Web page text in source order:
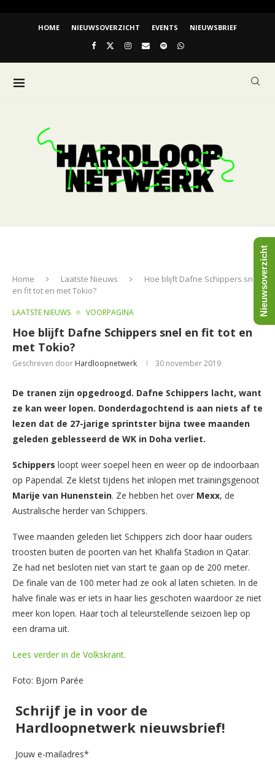
HOME NIEUWSOVERZICHT EVENTS NIEUWSBRIEF
Home Laatste Nieuws
Hoe blijft Dafne Schippers snel
en fit tot en met Tokio?
LAATSTE NIEUWS VOORPAGINA
Hoe blijft Dafne Schippers snel en fit tot en
met Tokio?
Geschreven door Hardloopnetwerk 30 november 2019
De tranen zijn opgedroogd. Dafne Schippers lacht, want
ze kan weer lopen. Donderdagochtend is aan niets af te
lezen dat de 27-jarige sprintster bijna twee maanden
geleden geblesseerd de WK in Doha verliet.
Schippers loopt weer soepel heen en weer op de indoorbaan
op Papendal. Ze kletst tijdens het inlopen met trainingsgenoot
Marije van Hunenstein. Ze hebben het over Mexx, de
Australische herder van Schippers.
Twee maanden geleden liet Schippers zich door haar ouders
troosten buiten de poorten van het Khalifa Stadion in Qatar.
Ze had net besloten niet van start te gaan op de 200 meter.
De finale van de 100 meter had ze ook al laten schieten. In de
halve finale was er iets in haar lies geschoten waardoor ze niet
meer kon lopen. Haar toch al teleurstellende seizoen liep op
een drama uit.
Lees verder in de Volkskrant.
Foto: Bjorn Parée
Schrijf je in voor de
Hardloopnetwerk nieuwsbrief!
Jouw e-mailadres*
Nieuwsoverzicht